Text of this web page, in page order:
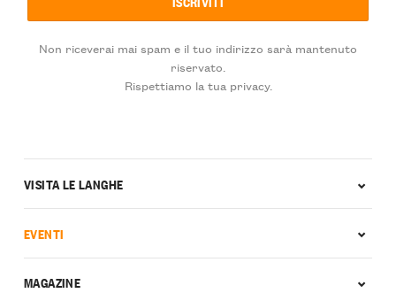
Non riceverai mai spam e il tuo indirizzo sarà mantenuto
riservato.
Rispettiamo la tua privacy.
VISITA LE LANGHE
EVENTI
MAGAZINE